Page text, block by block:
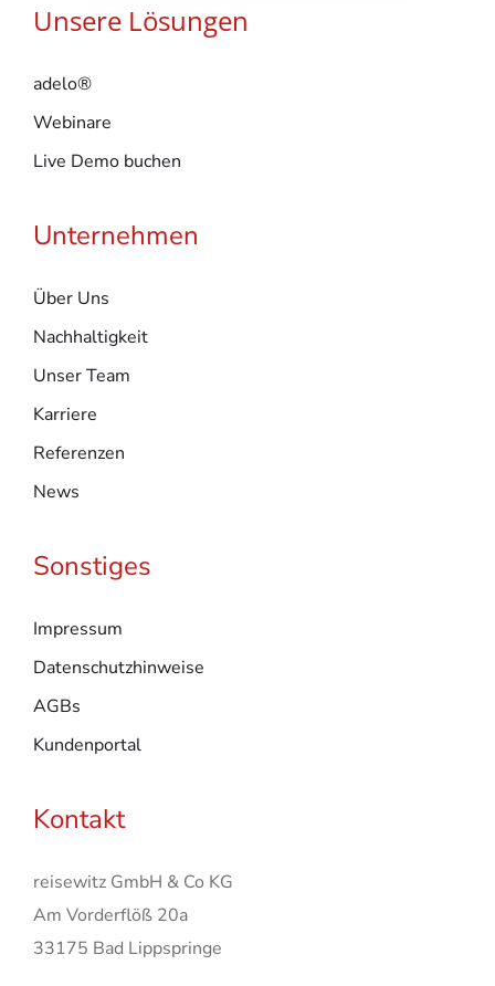
Unsere Lösungen
adelo®
Webinare
Live Demo buchen
Unternehmen
Über Uns
Nachhaltigkeit
Unser Team
Karriere
Referenzen
News
Sonstiges
Impressum
Datenschutzhinweise
AGBs
Kundenportal
Kontakt
reisewitz GmbH & Co KG
Am Vorderflöß 20a
33175 Bad Lippspringe